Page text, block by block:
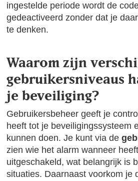
ingestelde periode wordt de
gedeactiveerd zonder dat je
te denken.
Waarom zijn
gebruikersniveaus
je beveiliging?
Gebruikersbeheer geeft je
heeft tot je beveiligingssysteem
kunnen doen. Je kunt via de
zien wie het alarm wanneer
uitgeschakeld, wat belangrijk is
situaties. Daarnaast voorkom je